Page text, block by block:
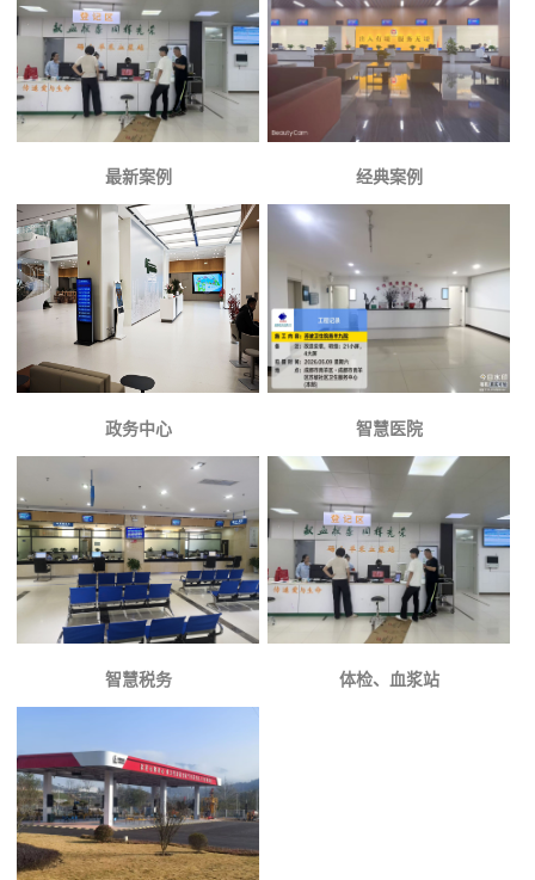
最新案例 经典案例
政务中心 智慧医院
智慧税务 体检、血浆站